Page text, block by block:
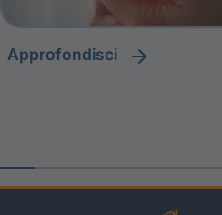
approfondisci